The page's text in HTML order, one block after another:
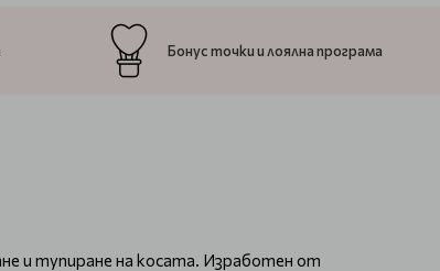
Бонус точки и лоялна програма
и тупиране на косата. Изработен от